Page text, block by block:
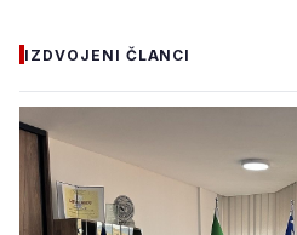
IZDVOJENI ČLANCI